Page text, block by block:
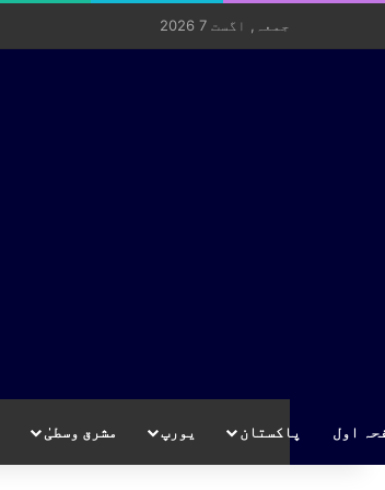
جمعہ, اگست 7 2026
اول پاکستان یورپ مشرق وسطیٰ